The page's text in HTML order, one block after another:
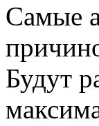
Самые
Будут